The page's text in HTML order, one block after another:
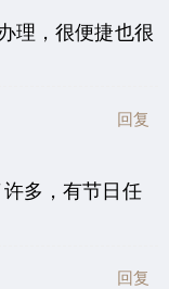
理，很便捷也很
回复
多，有节日任
回复